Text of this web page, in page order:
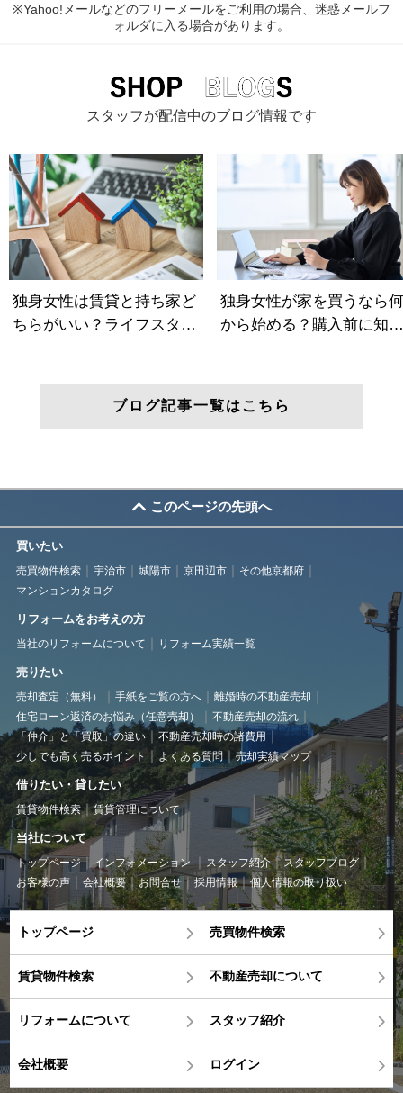
※Yahoo!メールなどのフリーメールをご利用の場合、迷惑メールフ
ォルダに入る場合があります。
スタッフが配信中のブログ情報です
ブログ記事一覧はこちら
このページの先頭へ
買いたい
売買物件検索 宇治市 城陽市 京田辺市
その他京都府
マンションカタログ
リフォームをお考えの方
当社のリフォームについて リフォーム実績一覧
売りたい
売却査定（無料） 手紙をご覧の方へ
離婚時の不動産売却
住宅ローン返済のお悩み（任意売却）
不動産売却の流れ
「仲介」と「買取」の違い
不動産売却時の諸費用
少しでも高く売るポイント
よくある質問 売却実績マップ
借りたい・貸したい
賃貸物件検索 賃貸管理について
当社について
トップページ インフォメーション スタッフ紹介
スタッフブログ
お客様の声
会社概要 お問合せ 採用情報 個人情報の取り扱い
トップページ 売買物件検索
賃貸物件検索 不動産売却について
リフォームについて スタッフ紹介
会社概要 ログイン